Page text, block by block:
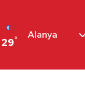
29°
Alanya